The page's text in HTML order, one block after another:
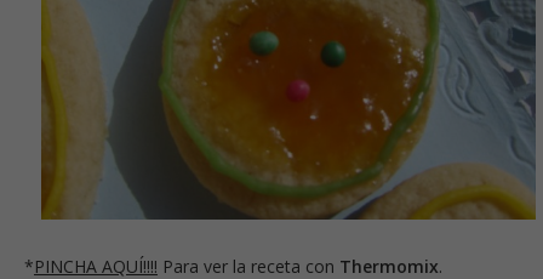
*PINCHA AQUÍ!!!! Para ver la receta con Thermomix.